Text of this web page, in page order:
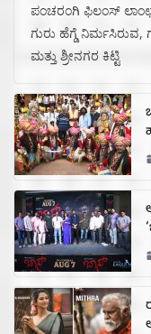
ಪಂಚರಂಗಿ ಫಿಲಂಸ್
ಗುರು ಹೆಗ್ಡೆ
ಮತ್ತು ಶ್ರೀನಗರ ಕಿಟ್ಟಿ